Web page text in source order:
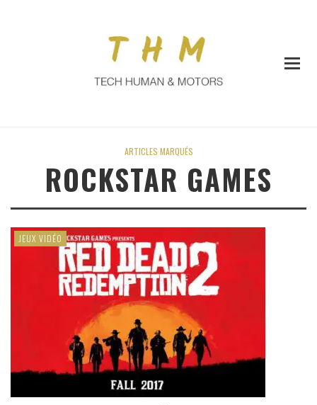
ARTICLES MARQUÉS
ROCKSTAR GAMES
JEUX VIDÉO